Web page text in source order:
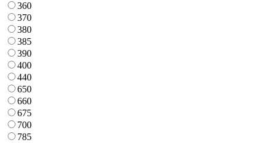
360
370
380
385
390
400
440
650
660
675
700
785